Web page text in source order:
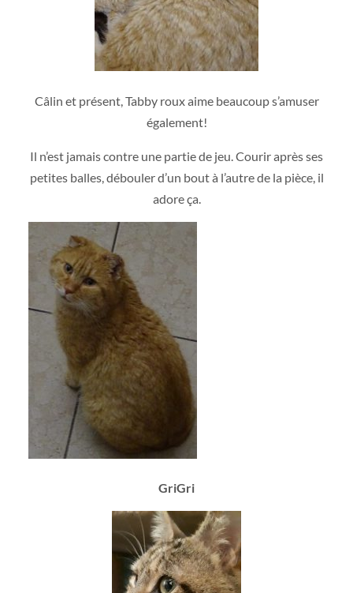
Câlin et présent, Tabby roux aime beaucoup s’amuser
également!
Il n’est jamais contre une partie de jeu. Courir après ses
petites balles, débouler d’un bout à l’autre de la pièce, il
adore ça.
GriGri